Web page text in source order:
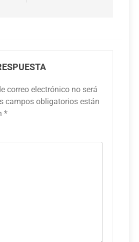
correo electrónico no será
campos obligatorios están
*